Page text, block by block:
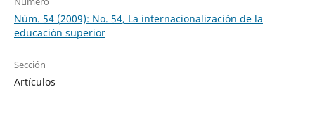
Núm. 54 (2009): No. 54, La internacionalización de la
educación superior
Sección
Artículos